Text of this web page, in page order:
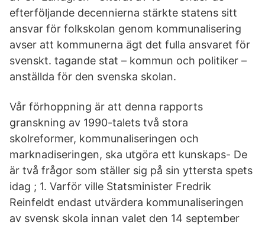
efterföljande decennierna stärkte statens sitt
ansvar för folkskolan genom kommunalisering
avser att kommunerna ägt det fulla ansvaret för
svenskt. tagande stat – kommun och politiker –
anställda för den svenska skolan.
Vår förhoppning är att denna rapports
granskning av 1990-talets två stora
skolreformer, kommunaliseringen och
marknadiseringen, ska utgöra ett kunskaps- De
är två frågor som ställer sig på sin yttersta spets
idag ; 1. Varför ville Statsminister Fredrik
Reinfeldt endast utvärdera kommunaliseringen
av svensk skola innan valet den 14 september